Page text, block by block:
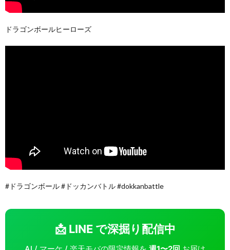
ドラゴンボールヒーローズ
#ドラゴンボール #ドッカンバトル #dokkanbattle
📩 LINE で深掘り配信中